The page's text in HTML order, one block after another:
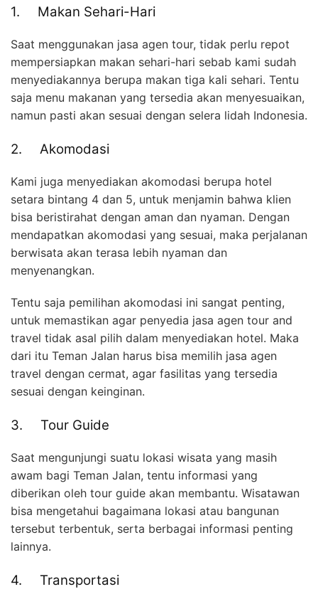
1. Makan Sehari-Hari
Saat menggunakan jasa agen tour, tidak perlu repot
mempersiapkan makan sehari-hari sebab kami sudah
menyediakannya berupa makan tiga kali sehari. Tentu
saja menu makanan yang tersedia akan menyesuaikan,
namun pasti akan sesuai dengan selera lidah Indonesia.
2. Akomodasi
Kami juga menyediakan akomodasi berupa hotel
setara bintang 4 dan 5, untuk menjamin bahwa klien
bisa beristirahat dengan aman dan nyaman. Dengan
mendapatkan akomodasi yang sesuai, maka perjalanan
berwisata akan terasa lebih nyaman dan
menyenangkan.
Tentu saja pemilihan akomodasi ini sangat penting,
untuk memastikan agar penyedia jasa agen tour and
travel tidak asal pilih dalam menyediakan hotel. Maka
dari itu Teman Jalan harus bisa memilih jasa agen
travel dengan cermat, agar fasilitas yang tersedia
sesuai dengan keinginan.
3. Tour Guide
Saat mengunjungi suatu lokasi wisata yang masih
awam bagi Teman Jalan, tentu informasi yang
diberikan oleh tour guide akan membantu. Wisatawan
bisa mengetahui bagaimana lokasi atau bangunan
tersebut terbentuk, serta berbagai informasi penting
lainnya.
4. Transportasi